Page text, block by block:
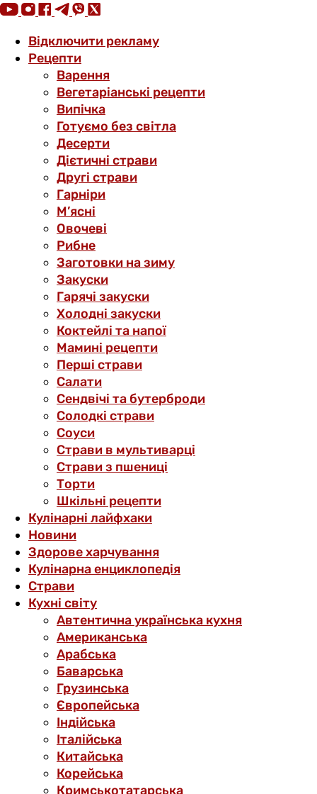
Відключити рекламу
Рецепти
Варення
Вегетаріанські рецепти
Випічка
Готуємо без світла
Десерти
Дієтичні страви
Другі страви
Гарніри
М’ясні
Овочеві
Рибне
Заготовки на зиму
Закуски
Гарячі закуски
Холодні закуски
Коктейлі та напої
Мамині рецепти
Перші страви
Салати
Сендвічі та бутерброди
Солодкі страви
Соуси
Страви в мультиварці
Страви з пшениці
Торти
Шкільні рецепти
Кулінарні лайфхаки
Новини
Здорове харчування
Кулінарна енциклопедія
Страви
Кухні світу
Автентична українська кухня
Американська
Арабська
Баварська
Грузинська
Європейська
Індійська
Італійська
Китайська
Корейська
Кримськотатарська